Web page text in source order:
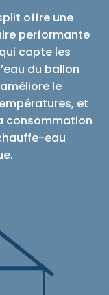
offre une
performante
capte les
du ballon
le
et
consommation
eau